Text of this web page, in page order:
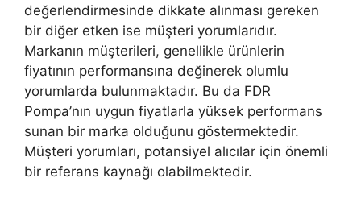
değerlendirmesinde dikkate alınması gereken
bir diğer etken ise müşteri yorumlarıdır.
Markanın müşterileri, genellikle ürünlerin
fiyatının performansına değinerek olumlu
yorumlarda bulunmaktadır. Bu da FDR
Pompa’nın uygun fiyatlarla yüksek performans
sunan bir marka olduğunu göstermektedir.
Müşteri yorumları, potansiyel alıcılar için önemli
bir referans kaynağı olabilmektedir.